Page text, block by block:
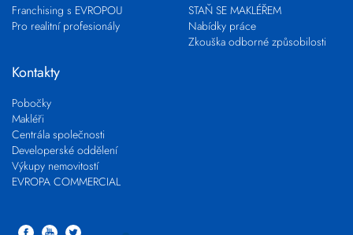
Franchising s EVROPOU
Pro realitní profesionály
STAŇ SE MAKLÉŘEM
Nabídky práce
Zkouška odborné způsobilosti
Kontakty
Pobočky
Makléři
Centrála společnosti
Developerské oddělení
Výkupy nemovitostí
EVROPA COMMERCIAL